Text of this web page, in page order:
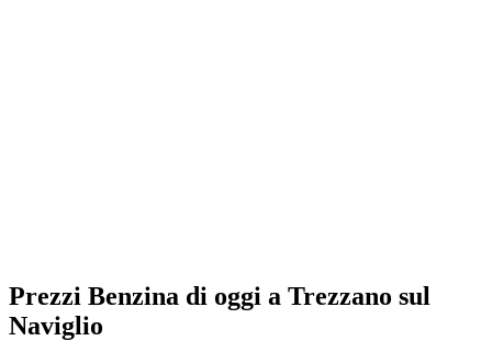
Prezzi Benzina di oggi a Trezzano sul
Naviglio